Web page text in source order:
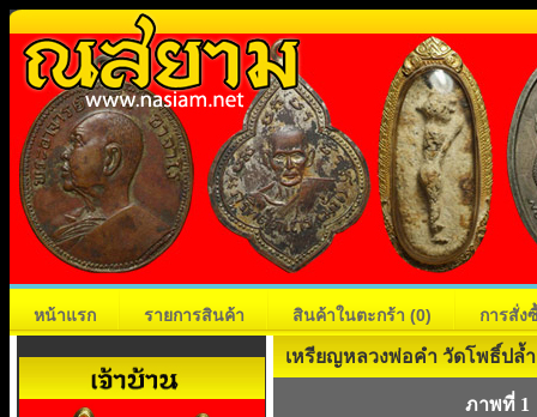
หน้าแรก รายการสินค้า สินค้าในตะกร้า (0) การสั่ง
เหรียญหลวงพ่อคำ วัดโพธิ์ปล้
ภาพที่ 1